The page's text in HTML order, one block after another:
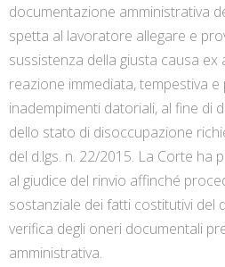
documentazione amministrativa
spetta al lavoratore allegare e
sussistenza della giusta causa ex
reazione immediata, tempestiva
inadempimenti datoriali, al fine di
dello stato di disoccupazione
del d.lgs. n. 22/2015. La Corte ha
al giudice del rinvio affinché
sostanziale dei fatti costitutivi del
verifica degli oneri documentali
amministrativa.